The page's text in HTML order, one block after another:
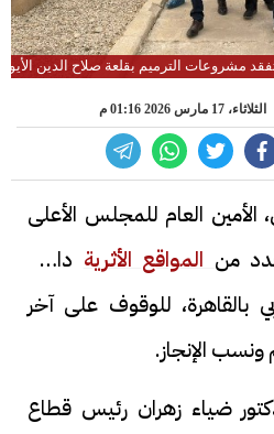
مشروعات الترميم بقلعة صلاح الدين
الثلاثاء، 17 مارس 2026 01:16 م
الأمين العام للمجلس الأعلى
من المواقع الأثرية داخل
بالقاهرة، للوقوف على آخر
الإنجاز.
ضياء زهران رئيس قطاع